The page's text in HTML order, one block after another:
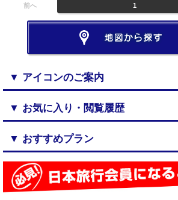
前へ 1
▼ アイコンのご案内
▼ お気に入り・閲覧履歴
▼ おすすめプラン